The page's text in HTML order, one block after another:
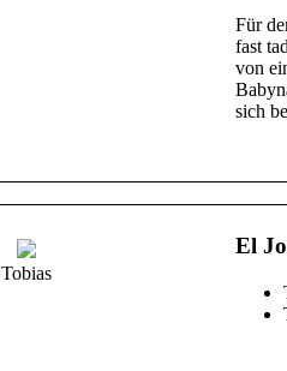
Für
fast
von
sich
Tobias
El